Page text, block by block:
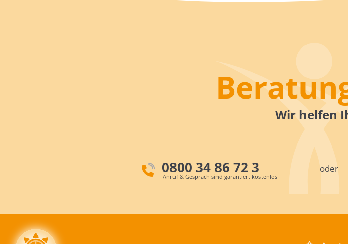
Wir helfen
0800 34 86 72 3
Anruf & Gespräch sind garantiert kostenlos
oder